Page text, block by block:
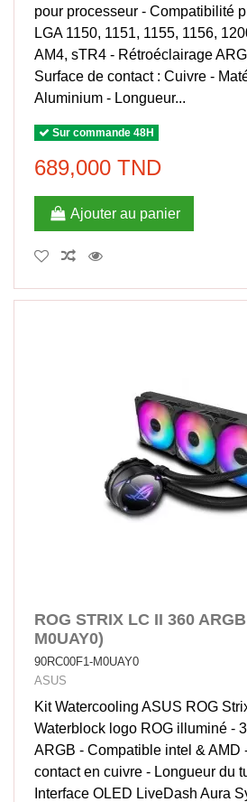
pour processeur - Compatibilité
LGA 1150, 1151, 1155, 1156,
AM4, sTR4 - Rétroéclairage
Surface de contact : Cuivre -
Aluminium - Longueur...
Sur commande 48H
689,000 TND
Ajouter au panier
ROG STRIX LC II 360
M0UAY0)
90RC00F1-M0UAY0
ASUS
Kit Watercooling ASUS ROG
Waterblock logo ROG illuminé -
ARGB - Compatible intel & AMD
contact en cuivre - Longueur du
Interface OLED LiveDash Aura